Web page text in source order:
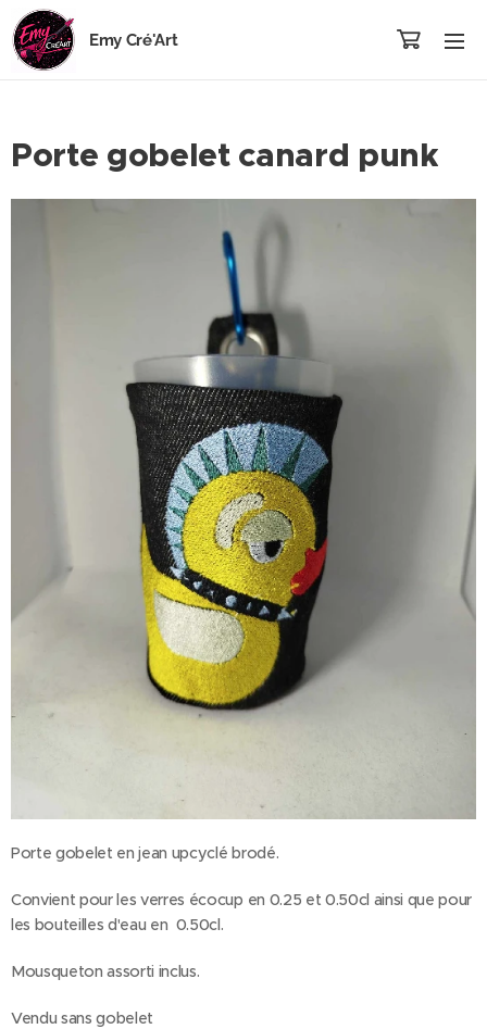
Emy Cré'Art
Porte gobelet canard punk
Porte gobelet en jean upcyclé brodé.
Convient pour les verres écocup en 0.25 et 0.50cl ainsi que pour
les bouteilles d'eau en 0.50cl.
Mousqueton assorti inclus.
Vendu sans gobelet